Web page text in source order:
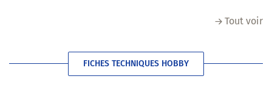
Tout voir
FICHES TECHNIQUES HOBBY